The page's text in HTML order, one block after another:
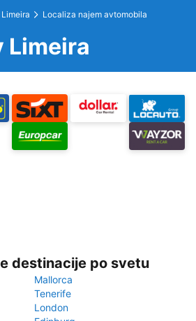
Limeira Localiza najem avtomobila
Limeira
destinacije po svetu
Mallorca
Tenerife
London